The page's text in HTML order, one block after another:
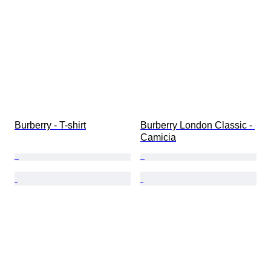
Burberry - T-shirt
Burberry London Classic -
Camicia